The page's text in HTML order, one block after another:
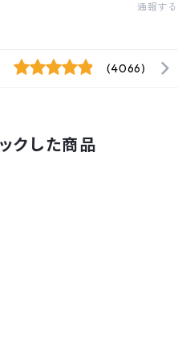
通報する
(4066)
クした商品